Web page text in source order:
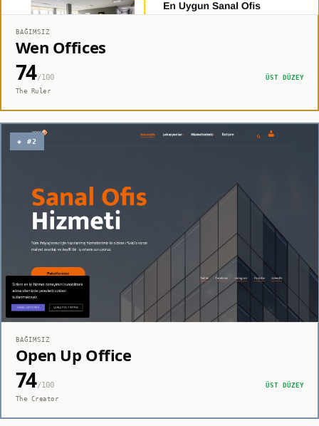
BAĞIMSIZ
Wen Offices
74/100
ÜST DÜZEY
The Ruler
◈ #2
BAĞIMSIZ
Open Up Office
74/100
ÜST DÜZEY
The Creator